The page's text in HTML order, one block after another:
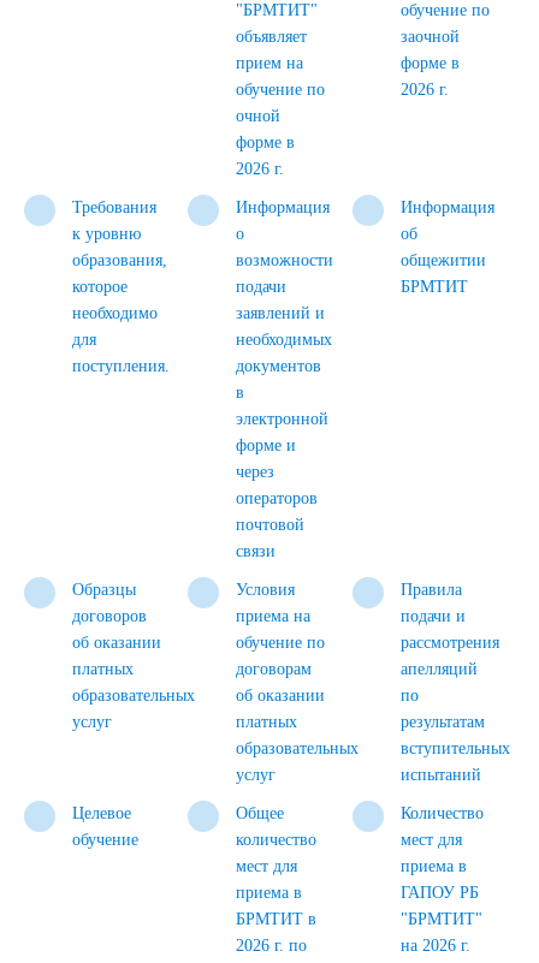
"БРМТИТ"
объявляет
прием на
обучение по
очной
форме в
2026 г.
обучение по
заочной
форме в
2026 г.
Требования
к уровню
образования,
которое
необходимо
для
поступления.
Информация
о
возможности
подачи
заявлений и
необходимых
документов
в
электронной
форме и
через
операторов
почтовой
связи
Информация
об
общежитии
БРМТИТ
Образцы
договоров
об оказании
платных
образовательных
услуг
Условия
приема на
обучение по
договорам
об оказании
платных
образовательных
услуг
Правила
подачи и
рассмотрения
апелляций
по
результатам
вступительных
испытаний
Целевое
обучение
Общее
количество
мест для
приема в
БРМТИТ в
2026 г. по
Количество
мест для
приема в
ГАПОУ РБ
"БРМТИТ"
на 2026 г.